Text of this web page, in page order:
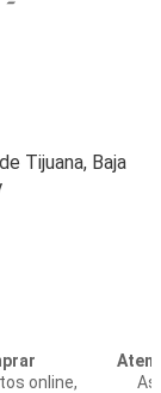
Tijuana, Baja
online,